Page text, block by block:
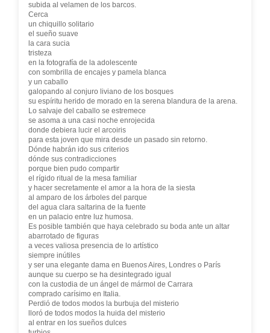
subida al velamen de los barcos.
Cerca
un chiquillo solitario
el sueño suave
la cara sucia
tristeza
en la fotografía de la adolescente
con sombrilla de encajes y pamela blanca
y un caballo
galopando al conjuro liviano de los bosques
su espíritu herido de morado en la serena blandura de la arena.
Lo salvaje del caballo se estremece
se asoma a una casi noche enrojecida
donde debiera lucir el arcoiris
para esta joven que mira desde un pasado sin retorno.
Dónde habrán ido sus criterios
dónde sus contradicciones
porque bien pudo compartir
el rígido ritual de la mesa familiar
y hacer secretamente el amor a la hora de la siesta
al amparo de los árboles del parque
del agua clara saltarina de la fuente
en un palacio entre luz humosa.
Es posible también que haya celebrado su boda ante un altar
abarrotado de figuras
a veces valiosa presencia de lo artístico
siempre inútiles
y ser una elegante dama en Buenos Aires, Londres o París
aunque su cuerpo se ha desintegrado igual
con la custodia de un ángel de mármol de Carrara
comprado carísimo en Italia.
Perdió de todos modos la burbuja del misterio
lloró de todos modos la huida del misterio
al entrar en los sueños dulces